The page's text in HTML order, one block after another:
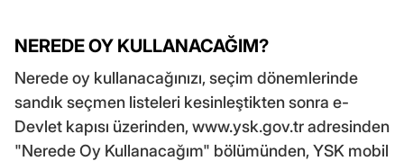
NEREDE OY KULLANACAĞIM?
Nerede oy kullanacağınızı, seçim dönemlerinde
sandık seçmen listeleri kesinleştikten sonra e-
Devlet kapısı üzerinden, www.ysk.gov.tr adresinden
"Nerede Oy Kullanacağım" bölümünden, YSK mobil